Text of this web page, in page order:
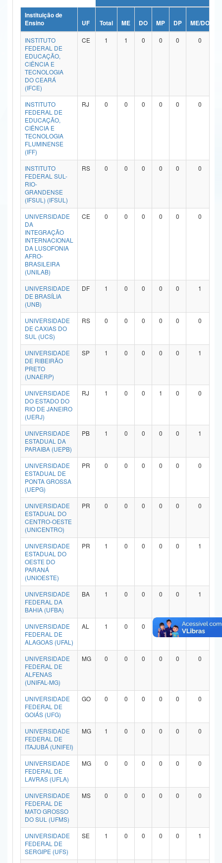
Ministério da Ciência, Tecnologia, Inovações e Comunicações
Ministério do Meio Ambiente
Ministério do Turismo
Ministério do Desenvolvimento Regional
Controladoria-Geral da União
Ministério da Mulher, da Família e dos Direitos Humanos
Secretaria-Geral
Secretaria de Governo
Gabinete de Segurança Institucional
Advocacia-Geral da União
Banco Central do Brasil
Instituição de
Ensino
UF Total ME DO MP DP ME/DO
INSTITUTO
FEDERAL DE
EDUCAÇÃO,
CIÊNCIA E
TECNOLOGIA
DO CEARÁ
(IFCE)
CE 1 1 0 0 0 0
INSTITUTO
FEDERAL DE
EDUCAÇÃO,
CIÊNCIA E
TECNOLOGIA
FLUMINENSE
(IFF)
RJ 0 0 0 0 0 0
INSTITUTO
FEDERAL SUL-
RIO-
GRANDENSE
(IFSUL) (IFSUL)
RS 0 0 0 0 0 0
UNIVERSIDADE
DA
INTEGRAÇÃO
INTERNACIONAL
DA LUSOFONIA
AFRO-
BRASILEIRA
(UNILAB)
CE 0 0 0 0 0 0
UNIVERSIDADE
DE BRASÍLIA
(UNB)
DF 1 0 0 0 0 1
UNIVERSIDADE
DE CAXIAS DO
SUL (UCS)
RS 0 0 0 0 0 0
UNIVERSIDADE
DE RIBEIRÃO
PRETO
(UNAERP)
SP 1 0 0 0 0 1
UNIVERSIDADE
DO ESTADO DO
RIO DE JANEIRO
(UERJ)
RJ 1 0 0 1 0 0
UNIVERSIDADE
ESTADUAL DA
PARAIBA (UEPB)
PB 1 0 0 0 0 1
UNIVERSIDADE
ESTADUAL DE
PONTA GROSSA
(UEPG)
PR 0 0 0 0 0 0
UNIVERSIDADE
ESTADUAL DO
CENTRO-OESTE
(UNICENTRO)
PR 0 0 0 0 0 0
UNIVERSIDADE
ESTADUAL DO
OESTE DO
PARANÁ
(UNIOESTE)
PR 1 0 0 0 0 1
UNIVERSIDADE
FEDERAL DA
BAHIA (UFBA)
BA 1 0 0 0 0 1
UNIVERSIDADE
FEDERAL DE
ALAGOAS (UFAL)
AL 1 0 0 0 0 1
UNIVERSIDADE
FEDERAL DE
ALFENAS
(UNIFAL-MG)
MG 0 0 0 0 0 0
UNIVERSIDADE
FEDERAL DE
GOIÁS (UFG)
GO 0 0 0 0 0 0
UNIVERSIDADE
FEDERAL DE
ITAJUBÁ (UNIFEI)
MG 1 0 0 0 0 0
UNIVERSIDADE
FEDERAL DE
LAVRAS (UFLA)
MG 0 0 0 0 0 0
UNIVERSIDADE
FEDERAL DE
MATO GROSSO
DO SUL (UFMS)
MS 0 0 0 0 0 0
UNIVERSIDADE
FEDERAL DE
SERGIPE (UFS)
SE 1 0 0 0 0 1